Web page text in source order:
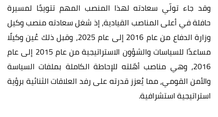
وقد جاء تولّي سعادته لهذا المنصب المهم تتويجًا لمسيرة
حافلة في أعلى المناصب القيادية، إذ شغل سعادته منصب وكيل
وزارة الدفاع من عام 2016 إلى عام 2025، وقبل ذلك عُين وكيلًا
مساعدًا للسياسات والشؤون الاستراتيجية من عام 2015 إلى عام
2016، وهي مناصب أهّلته للإحاطة الكاملة بملفات السياسة
والأمن القومي، مما يُعزز قدرته على رفد العلاقات الثنائية برؤية
استراتيجية استشرافية.